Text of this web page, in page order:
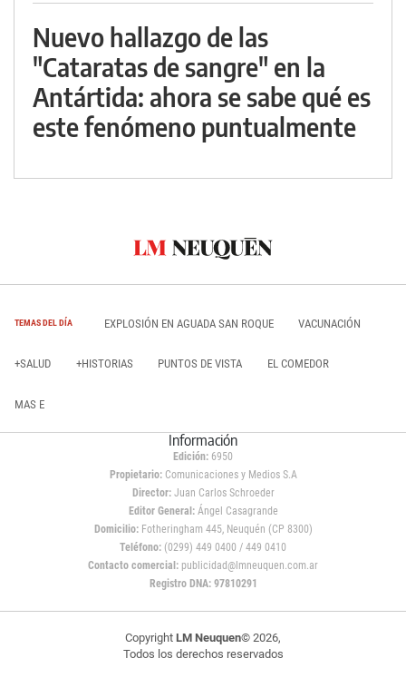
Nuevo hallazgo de las
"Cataratas de sangre" en la
Antártida: ahora se sabe qué es
este fenómeno puntualmente
TEMAS DEL DÍA EXPLOSIÓN EN AGUADA SAN ROQUE VACUNACIÓN
+SALUD +HISTORIAS PUNTOS DE VISTA EL COMEDOR
MAS E
Información
Edición: 6950
Propietario:Comunicaciones y Medios S.A
Director: Juan Carlos Schroeder
Editor General:Ángel Casagrande
Domicilio:Fotheringham 445, Neuquén (CP 8300)
Teléfono: (0299) 449 0400 / 449 0410
Contacto comercial: publicidad@lmneuquen.com.ar
Registro DNA: 97810291
Copyright LM Neuquen© 2026,
Todos los derechos reservados